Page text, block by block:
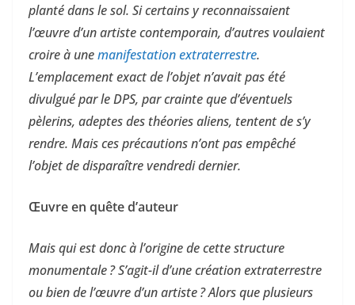
planté dans le sol. Si certains y reconnaissaient
l’œuvre d’un artiste contemporain, d’autres voulaient
croire à unemanifestation extraterrestre.
L’emplacement exact de l’objet n’avait pas été
divulgué par le DPS, par crainte que d’éventuels
pèlerins, adeptes des théories aliens, tentent de s’y
rendre. Mais ces précautions n’ont pas empêché
l’objet de disparaître vendredi dernier.
Œuvre en quête d’auteur
Mais qui est donc à l’origine de cette structure
monumentale ? S’agit-il d’une création extraterrestre
ou bien de l’œuvre d’un artiste ? Alors que plusieurs